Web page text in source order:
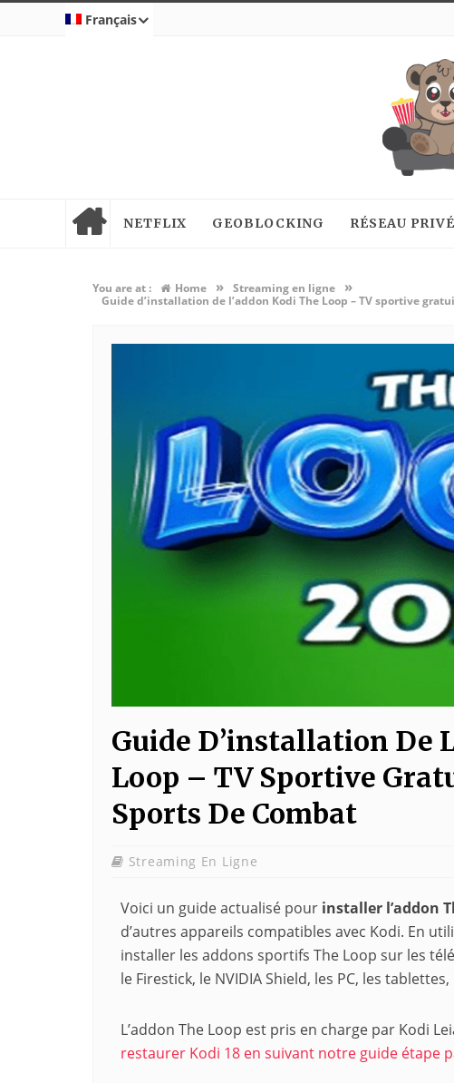
Français
NETFLIX GEOBLOCKING RÉSEAU
You are at : Home » Streaming en ligne »
Guide d’installation de l’addon Kodi The Loop – TV sportive
Guide D’installation De
Loop – TV Sportive
Sports De Combat
Streaming En Ligne
Voici un guide actualisé pour installer l’addon
d’autres appareils compatibles avec Kodi. En
installer les addons sportifs The Loop sur les
le Firestick, le NVIDIA Shield, les PC, les
L’addon The Loop est pris en charge par Kodi
restaurer Kodi 18 en suivant notre guide étape